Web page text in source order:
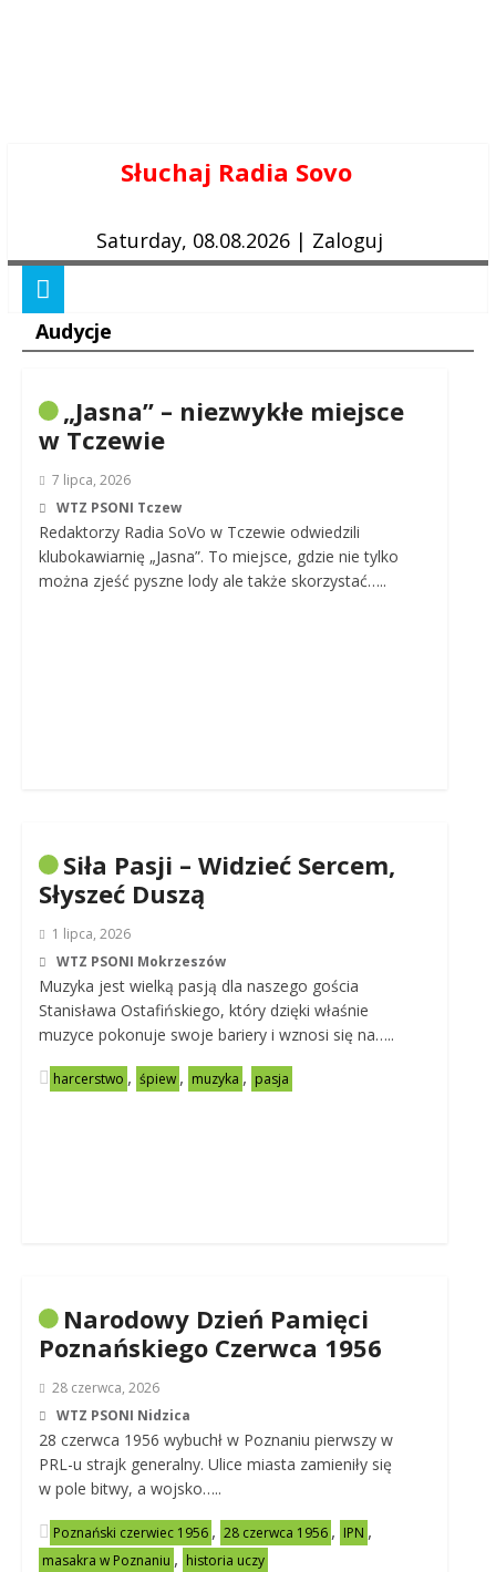
Słuchaj Radia Sovo
Saturday, 08.08.2026 | Zaloguj
Audycje
„Jasna” – niezwykłe miejsce
w Tczewie
7 lipca, 2026
WTZ PSONI Tczew
Redaktorzy Radia SoVo w Tczewie odwiedzili
klubokawiarnię „Jasna”. To miejsce, gdzie nie tylko
można zjeść pyszne lody ale także skorzystać…..
Siła Pasji – Widzieć Sercem,
Słyszeć Duszą
1 lipca, 2026
WTZ PSONI Mokrzeszów
Muzyka jest wielką pasją dla naszego gościa
Stanisława Ostafińskiego, który dzięki właśnie
muzyce pokonuje swoje bariery i wznosi się na…..
harcerstwo , śpiew , muzyka , pasja
Narodowy Dzień Pamięci
Poznańskiego Czerwca 1956
28 czerwca, 2026
WTZ PSONI Nidzica
28 czerwca 1956 wybuchł w Poznaniu pierwszy w
PRL-u strajk generalny. Ulice miasta zamieniły się
w pole bitwy, a wojsko…..
Poznański czerwiec 1956 , 28 czerwca 1956 , IPN ,
masakra w Poznaniu , historia uczy